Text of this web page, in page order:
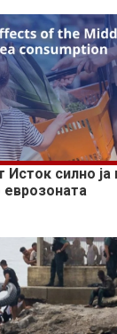
Исток силно ја